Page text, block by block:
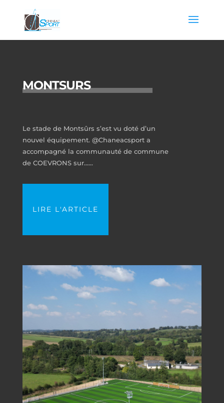
MONTSURS
Le stade de Montsûrs s’est vu doté d’un
nouvel équipement. @Chaneacsport a
accompagné la communauté de commune
de COEVRONS sur…...
LIRE L'ARTICLE